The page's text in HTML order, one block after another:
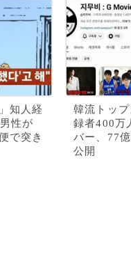
知人経
性が
で突き
韓流トッ
録者400万
バー、77
公開